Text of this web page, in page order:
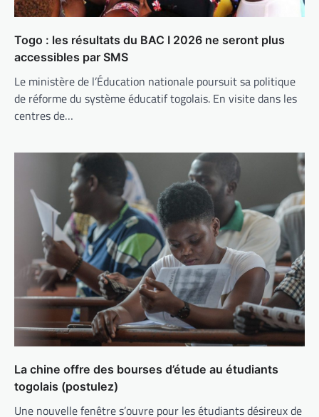
Togo : les résultats du BAC I 2026 ne seront plus
accessibles par SMS
Le ministère de l’Éducation nationale poursuit sa politique
de réforme du système éducatif togolais. En visite dans les
centres de…
La chine offre des bourses d’étude au étudiants
togolais (postulez)
Une nouvelle fenêtre s’ouvre pour les étudiants désireux de